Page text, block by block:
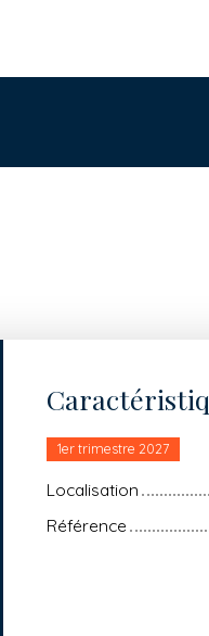
1er trimestre 2027
Localisation
Référence